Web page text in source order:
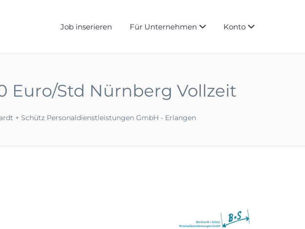
Job inserieren Für Unternehmen Konto
Euro/Std Nürnberg Vollzeit
+ Schütz Personaldienstleistungen GmbH - Erlangen